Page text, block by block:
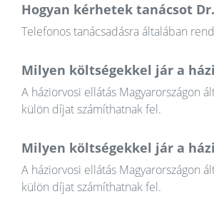
Hogyan kérhetek tanácsot
Telefonos tanácsadásra általában
Milyen költségekkel jár a
A háziorvosi ellátás Magyarországon
külön díjat számíthatnak fel.
Milyen költségekkel jár a
A háziorvosi ellátás Magyarországon
külön díjat számíthatnak fel.